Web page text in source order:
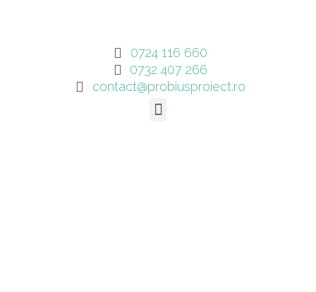
0724 116 660
0732 407 266
contact@probiusproiect.ro